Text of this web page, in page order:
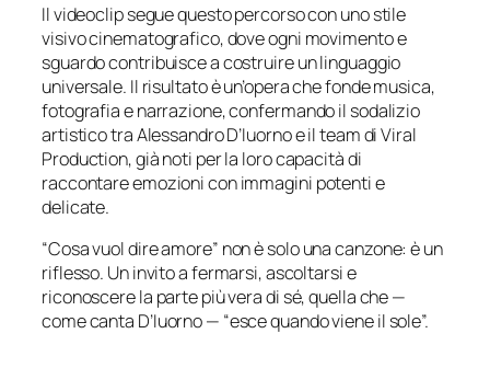
Il videoclip segue questo percorso con uno stile
visivo cinematografico, dove ogni movimento e
sguardo contribuisce a costruire un linguaggio
universale. Il risultato è un’opera che fonde musica,
fotografia e narrazione, confermando il sodalizio
artistico tra Alessandro D’Iuorno e il team di Viral
Production, già noti per la loro capacità di
raccontare emozioni con immagini potenti e
delicate.
“Cosa vuol dire amore” non è solo una canzone: è un
riflesso. Un invito a fermarsi, ascoltarsi e
riconoscere la parte più vera di sé, quella che —
come canta D’Iuorno — “esce quando viene il sole”.